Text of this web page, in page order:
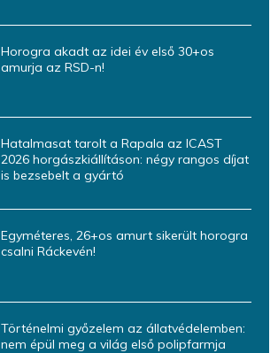
Horogra akadt az idei év első 30+os
amurja az RSD-n!
Hatalmasat tarolt a Rapala az ICAST
2026 horgászkiállításon: négy rangos díjat
is bezsebelt a gyártó
Egyméteres, 26+os amurt sikerült horogra
csalni Ráckevén!
Történelmi győzelem az állatvédelemben:
nem épül meg a világ első polipfarmja